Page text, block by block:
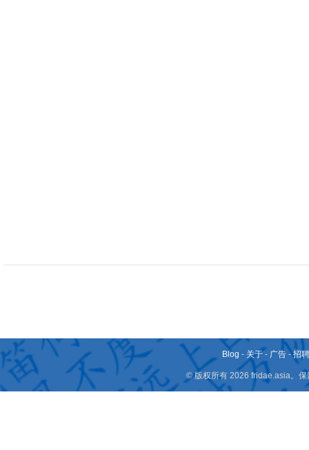
Blog - 关于 - 广告 -招
© 版权所有 2026 fridae.asia。